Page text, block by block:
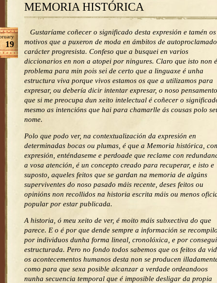
MEMORIA HISTÓRICA
19
Gustaríame coñecer o significado desta expresión e tamén os
motivos que a puxeron de moda en ámbitos de autoproclamado
carácter progresista. Confeso que a busquei en varios
diccionarios en non a atopei por ningures. Claro que isto non é
problema para min pois sei de certo que a linguaxe é unha
estructura viva porque vivos estamos os que a utilizamos para
expresar, ou debería dicir intentar expresar, o noso
que si me preocupa dun xeito intelectual é coñecer o
mesmo as intencións que hai para chamarlle ás cousas polo
nome.
Polo que podo ver, na contextualización da expresión en
determinadas bocas ou plumas, é que a Memoria histórica,
expresión, enténdaseme e perdoade que reclame con
a vosa atención, é un concepto creado para recuperar, e isto e
suposto, aqueles feitos que se gardan na memoria de algúns
superviventes do noso pasado máis recente, deses feitos ou
opinións non recollidos na historia escrita máis ou menos
popular por estar publicada.
A historia, ó meu xeito de ver, é moito máis subxectiva do que
parece. E o é por que dende sempre a información se
por individuos dunha forma lineal, cronolóxica, e por
estructurada. Pero no fondo todos sabemos que os feitos da
os acontecementos humanos desta non se producen
como para que sexa posible alcanzar a verdade ordeandoos
nunha secuencia temporal que é imposible desligar da propia